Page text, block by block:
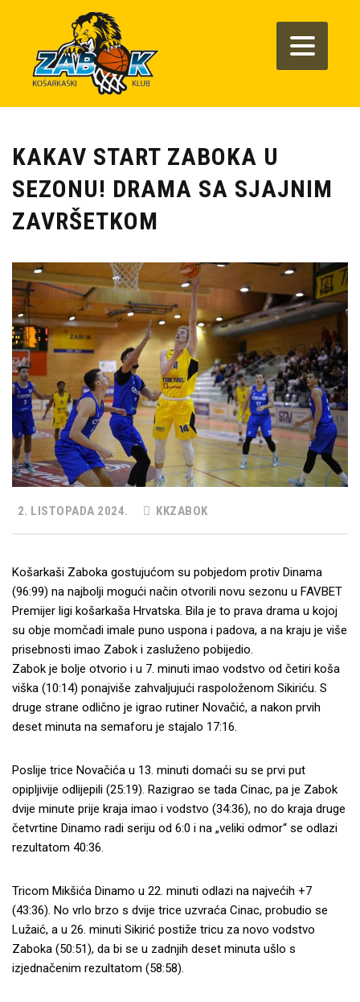
KAKAV START ZABOKA U
SEZONU! DRAMA SA SJAJNIM
ZAVRŠETKOM
2. LISTOPADA 2024. KKZABOK
Košarkaši Zaboka gostujućom su pobjedom protiv Dinama
(96:99) na najbolji mogući način otvorili novu sezonu u FAVBET
Premijer ligi košarkaša Hrvatska. Bila je to prava drama u kojoj
su obje momčadi imale puno uspona i padova, a na kraju je više
prisebnosti imao Zabok i zasluženo pobijedio.
Zabok je bolje otvorio i u 7. minuti imao vodstvo od četiri koša
viška (10:14) ponajviše zahvaljujući raspoloženom Sikiriću. S
druge strane odlično je igrao rutiner Novačić, a nakon prvih
deset minuta na semaforu je stajalo 17:16.
Poslije trice Novačića u 13. minuti domaći su se prvi put
opipljivije odlijepili (25:19). Razigrao se tada Cinac, pa je Zabok
dvije minute prije kraja imao i vodstvo (34:36), no do kraja druge
četvrtine Dinamo radi seriju od 6:0 i na „veliki odmor“ se odlazi
rezultatom 40:36.
Tricom Mikšića Dinamo u 22. minuti odlazi na najvećih +7
(43:36). No vrlo brzo s dvije trice uzvraća Cinac, probudio se
Lužaić, a u 26. minuti Sikirić postiže tricu za novo vodstvo
Zaboka (50:51), da bi se u zadnjih deset minuta ušlo s
izjednačenim rezultatom (58:58).